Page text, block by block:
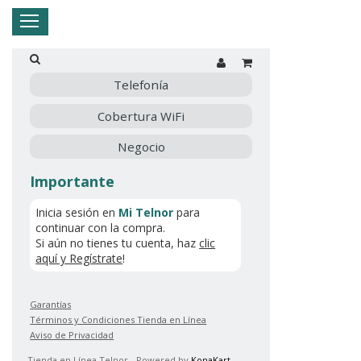
Hogar
Telefonía
Cobertura WiFi
Negocio
Importante
Inicia sesión en Mi Telnor para
continuar con la compra.
Si aún no tienes tu cuenta, hazclic
aquí y Regístrate!
Garantías
Términos y Condiciones Tienda en Línea
Aviso de Privacidad